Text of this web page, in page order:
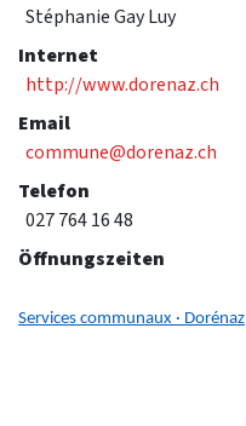
Stéphanie Gay Luy
Internet
http://www.dorenaz.ch
Email
commune@dorenaz.ch
Telefon
027 764 16 48
Öffnungszeiten
Services communaux · Dorénaz